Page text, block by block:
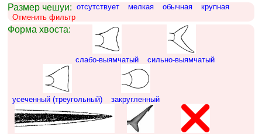
Размер чешуи: отсутствует мелкая обычная
крупная
Отменить фильтр
Форма хвоста:
слабо-выямчатый сильно-выямчатый
усеченный (треугольный) закругленный